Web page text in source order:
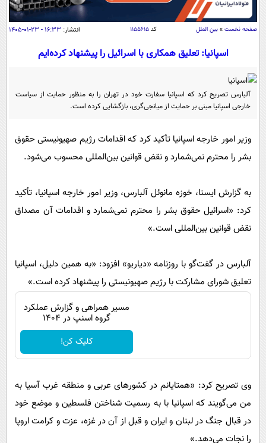
سیاسی
اقتصاد
سلامت
محیط زیست
سیاست خارجی
فرهنگ و هنر
فناوری و It
اخبار کریپتو
باشگاه مغز
مجله تصویری سلاح
فیلم
اقتصاد
سرگرمی
فناوری
محیط زیست
سلامت
فرهنگی
بین الملل
عصر ایران 2
خواندنی ها و دیدنی ها
پیامک
روانشناسی
دانلود
آموزش زبان
صفحه نخست » بین الملل کد ۱۱۵۵۶۱۵ انتشار: ۱۶:۳۳ - ۲۳-۰۱-۱۴۰۵
اسپانیا: تعلیق همکاری با اسرائیل را پیشنهاد کرده‌ایم
آلبارس تصریح کرد که اسپانیا سفارت خود در تهران را به منظور حمایت از سیاست
خارجی اسپانیا مبنی بر حمایت از میانجی‌گری، بازگشایی کرده است.
وزیر امور خارجه اسپانیا تأکید کرد که اقدامات رژیم صهیونیستی حقوق
بشر را محترم نمی‌شمارد و نقض قوانین بین‌المللی محسوب می‌شود.
به گزارش ایسنا، خوزه مانوئل آلبارس، وزیر امور خارجه اسپانیا، تأکید
کرد: «اسرائیل حقوق بشر را محترم نمی‌شمارد و اقدامات آن مصداق
نقض قوانین بین‌المللی است.»
آلبارس در گفت‌گو با روزنامه «دیاریو» افزود: «به همین دلیل، اسپانیا
تعلیق شورای مشارکت با رژیم صهیونیستی را پیشنهاد کرده است.»
مسیر همراهی و گزارش عملکرد
گروه اسنپ در ۱۴۰۴
کلیک کن!
وی تصریح کرد: «همتایانم در کشورهای عربی و منطقه غرب آسیا به
من می‌گویند که اسپانیا با به رسمیت شناختن فلسطین و موضع خود
در قبال جنگ در لبنان و ایران و قبل از آن در غزه، عزت و کرامت اروپا
را نجات می‌دهد.»